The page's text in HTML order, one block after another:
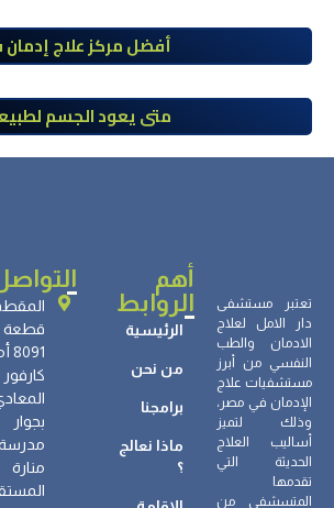
أفضل مركز علاج
طبي
متى يعود الجسم
الآيس؟ مراحل التعافي
تعتبر مستشفى
دار الامل لعلاج
الادمان والطب
النفسي من أبرز
مستشفيات علاج
الإدمان في مصر،
وذلك لتميز
أساليب العلاج
الحديثة التي
تقدمها
المتسشفى من
أهم
الروابط
الرئيسية
من نحن
برامجنا
ماذا نعالج
؟
قطعة
كارفور
بجوار
منارة